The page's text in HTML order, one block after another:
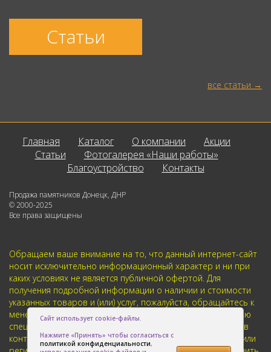
Статьи
все статьи
Главная Каталог О компании
Акции
Статьи
Фотогалерея «Наши работы»
Благоустройство
Контакты
Продажа памятников Донецк, ДНР
© 2000-2025
Все права защищены
Обращаем ваше внимание на то, что данный интернет-сайт
носит исключительно информационный характер и ни при
каких условиях не является публичной офертой. Для
получения подробной информации о наличии и стоимости
указанных товаров и (или) услуг, пожалуйста, обращайтесь к
менеджерам отдела клиентского обслуживания с помощью
специальной формы связи или по телефонам указанным в
контактах. Пользуясь (на сайте) формой обратной связи или
Сайт использует cookie-файлы.
Нажмите «Принять» чтобы согласиться с
политикой конфиденциальности,